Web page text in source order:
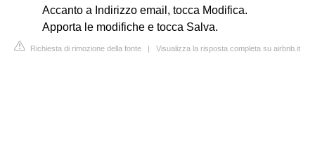
Accanto a Indirizzo email, tocca Modifica.
Apporta le modifiche e tocca Salva.
Richiesta di rimozione della fonte | Visualizza la risposta completa su airbnb.it